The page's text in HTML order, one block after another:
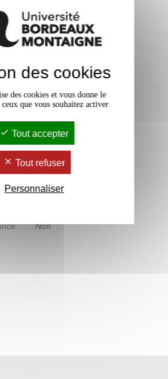
par
projet 3
3
Non
des cookies
des cookies et vous donne le
que vous souhaitez activer
Tout accepter
Tout refuser
Personnaliser